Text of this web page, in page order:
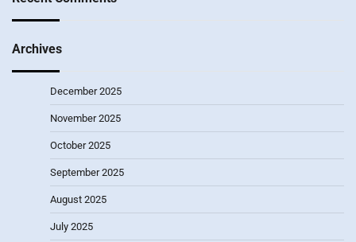
Archives
December 2025
November 2025
October 2025
September 2025
August 2025
July 2025